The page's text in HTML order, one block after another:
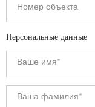
Персональные данные